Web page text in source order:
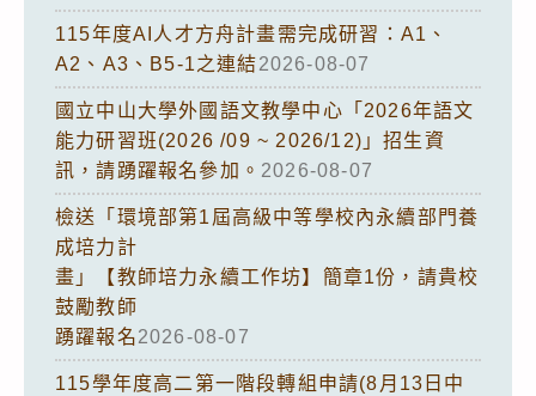
115年度AI人才方舟計畫需完成研習：A1、
A2、A3、B5-1之連結2026-08-07
國立中山大學外國語文教學中心「2026年語文
能力研習班(2026 /09 ~ 2026/12)」招生資
訊，請踴躍報名參加。 2026-08-07
檢送「環境部第1屆高級中等學校內永續部門養
成培力計
畫」【教師培力永續工作坊】簡章1份，請貴校
鼓勵教師
踴躍報名2026-08-07
115學年度高二第一階段轉組申請(8月13日中